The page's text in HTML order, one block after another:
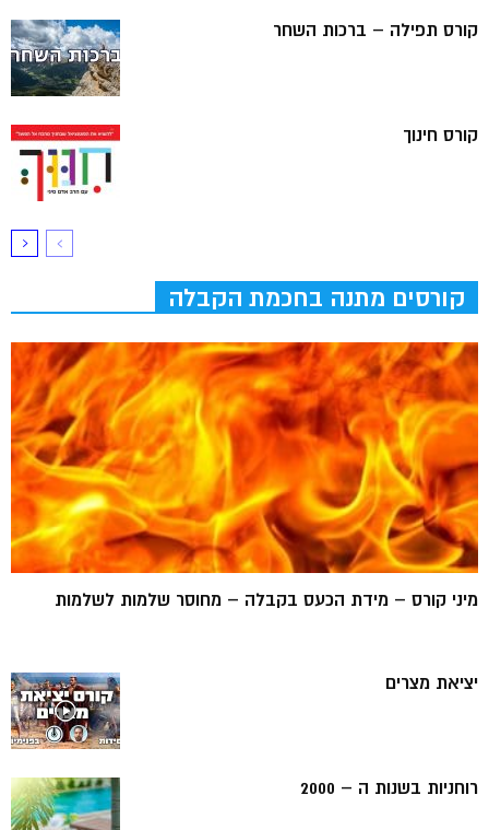
קורס תפילה – ברכות השחר
קורס חינוך
קורסים מתנה בחכמת הקבלה
מיני קורס – מידת הכעס בקבלה – מחוסר שלמות לשלמות
יציאת מצרים
רוחניות בשנות ה – 2000